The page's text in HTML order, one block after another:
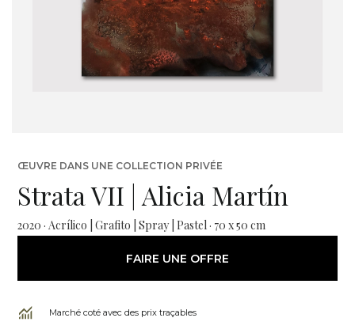
ŒUVRE DANS UNE COLLECTION PRIVÉE
Strata VII | Alicia Martín
2020 · Acrílico | Grafito | Spray | Pastel · 70 x 50 cm
FAIRE UNE OFFRE
Marché coté avec des prix traçables